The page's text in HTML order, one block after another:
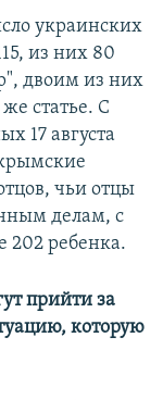
украинских
из них 80
двоим из них
статье. С
17 августа
чьи отцы
делам, с
202 ребенка.
прийти за
которую